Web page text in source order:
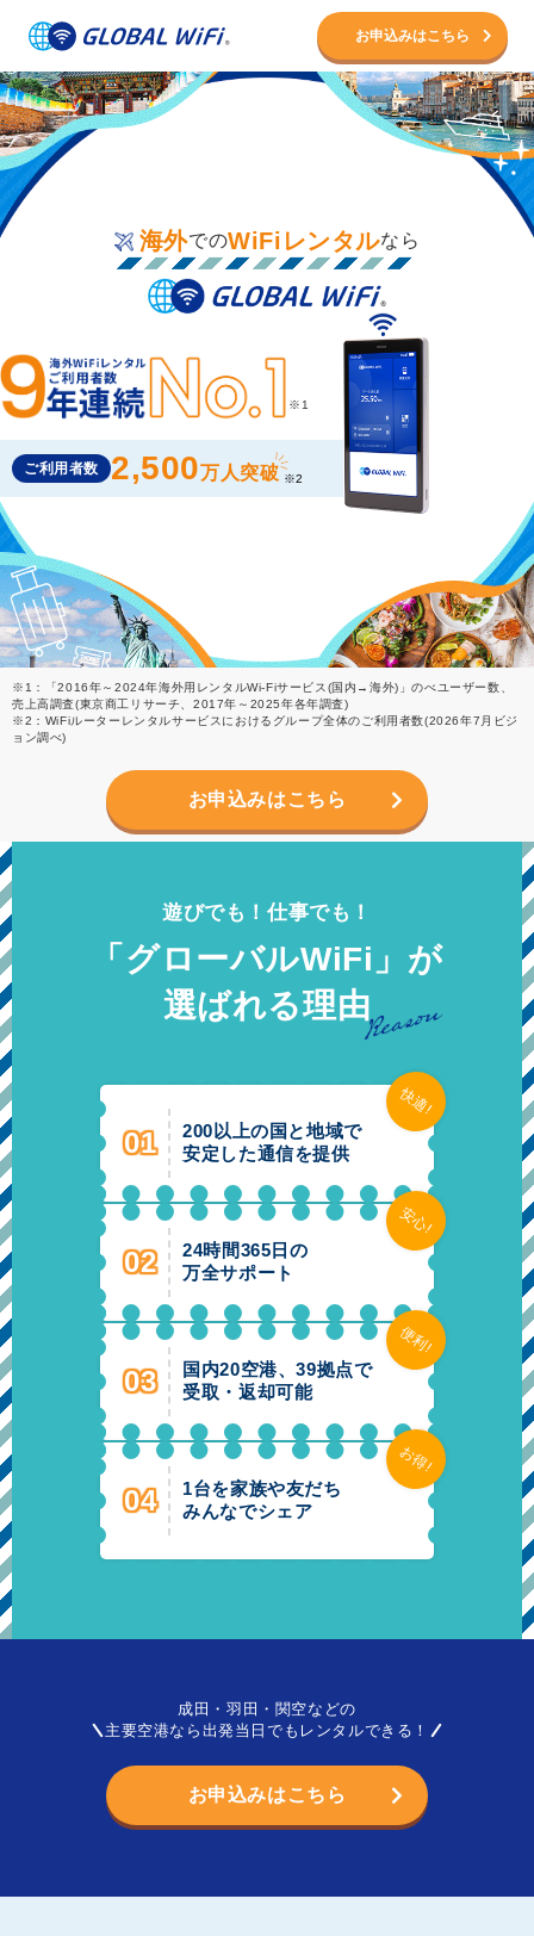
お申込みはこちら
海外でのWiFiレンタルなら
ご利用者数 2,500万人突破
※1：「2016年～2024年海外用レンタルWi-Fiサービス(国内→海外)」のべユーザー数、
売上高調査(東京商工リサーチ、2017年～2025年各年調査)
※2：WiFiルーターレンタルサービスにおけるグループ全体のご利用者数(2026年7月ビジ
ョン調べ)
お申込みはこちら
遊びでも！仕事でも！
「グローバルWiFi」が
選ばれる理由
快適!
01
200以上の国と地域で
安定した通信を提供
安心!
02
24時間365日の
万全サポート
便利!
03 国内20空港、39拠点で
受取・返却可能
お得!
04
1台を家族や友だち
みんなでシェア
成田・羽田・関空などの
主要空港なら出発当日でもレンタルできる！
お申込みはこちら